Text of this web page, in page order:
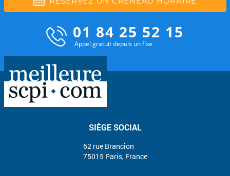
01 84 25 52 15
Appel gratuit depuis un fixe
SIÈGE SOCIAL
62 rue Brancion
75015 Paris, France